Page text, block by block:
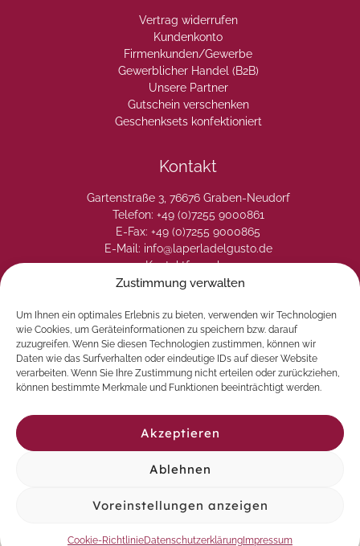
Zustimmung verwalten
Um Ihnen ein optimales Erlebnis zu bieten, verwenden wir Technologien
wie Cookies, um Geräteinformationen zu speichern bzw. darauf
zuzugreifen. Wenn Sie diesen Technologien zustimmen, können wir
Daten wie das Surfverhalten oder eindeutige IDs auf dieser Website
verarbeiten. Wenn Sie Ihre Zustimmung nicht erteilen oder zurückziehen,
können bestimmte Merkmale und Funktionen beeinträchtigt werden.
Akzeptieren
Ablehnen
Voreinstellungen anzeigen
Cookie-RichtlinieDatenschutzerklärung Impressum
Vertrag widerrufen
Kundenkonto
Firmenkunden/Gewerbe
Gewerblicher Handel (B2B)
Unsere Partner
Gutschein verschenken
Geschenksets konfektioniert
Kontakt
Gartenstraße 3, 76676 Graben-Neudorf
Telefon: +49 (0)7255 9000861
E-Fax: +49 (0)7255 9000865
E-Mail: info@laperladelgusto.de
Kontaktformular